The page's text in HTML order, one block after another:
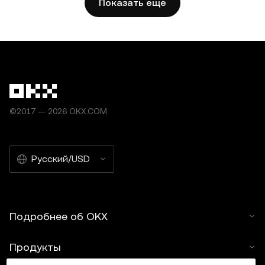
статью — © OKX, 2025. Цитаты должны содержать
ссылку на название статьи и ее автора, например:
любое другое использование данной статьи не
допускается.
Показать еще
©2017 — 2026 OKX.COM
Русский/USD
Подробнее об OKX
Продукты